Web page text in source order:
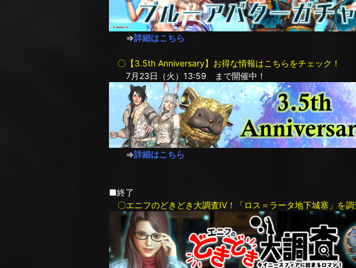
⇒詳細はこちら
〇【3.5th Anniversary】お得な情報はこちらをチェック！
7月23日（火）13:59 まで開催中！
⇒詳細はこちら
■終了
〇エニフのどきどき大調査IV！「ロス＝ラータ地下城塞」を調